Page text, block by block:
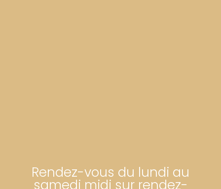
Rendez-vous du lundi au
samedi midi sur rendez-